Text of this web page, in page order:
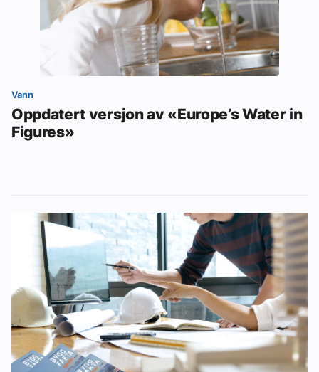
Vann
Oppdatert versjon av «Europe’s Water in
Figures»